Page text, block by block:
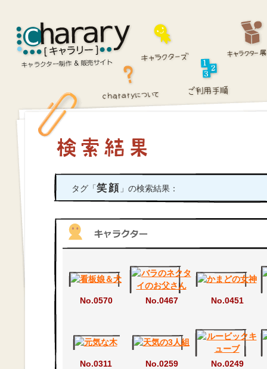
タグ「笑顔 」の検索結果：
No.0570 No.0467 No.0451
No.0311 No.0259 No.0249